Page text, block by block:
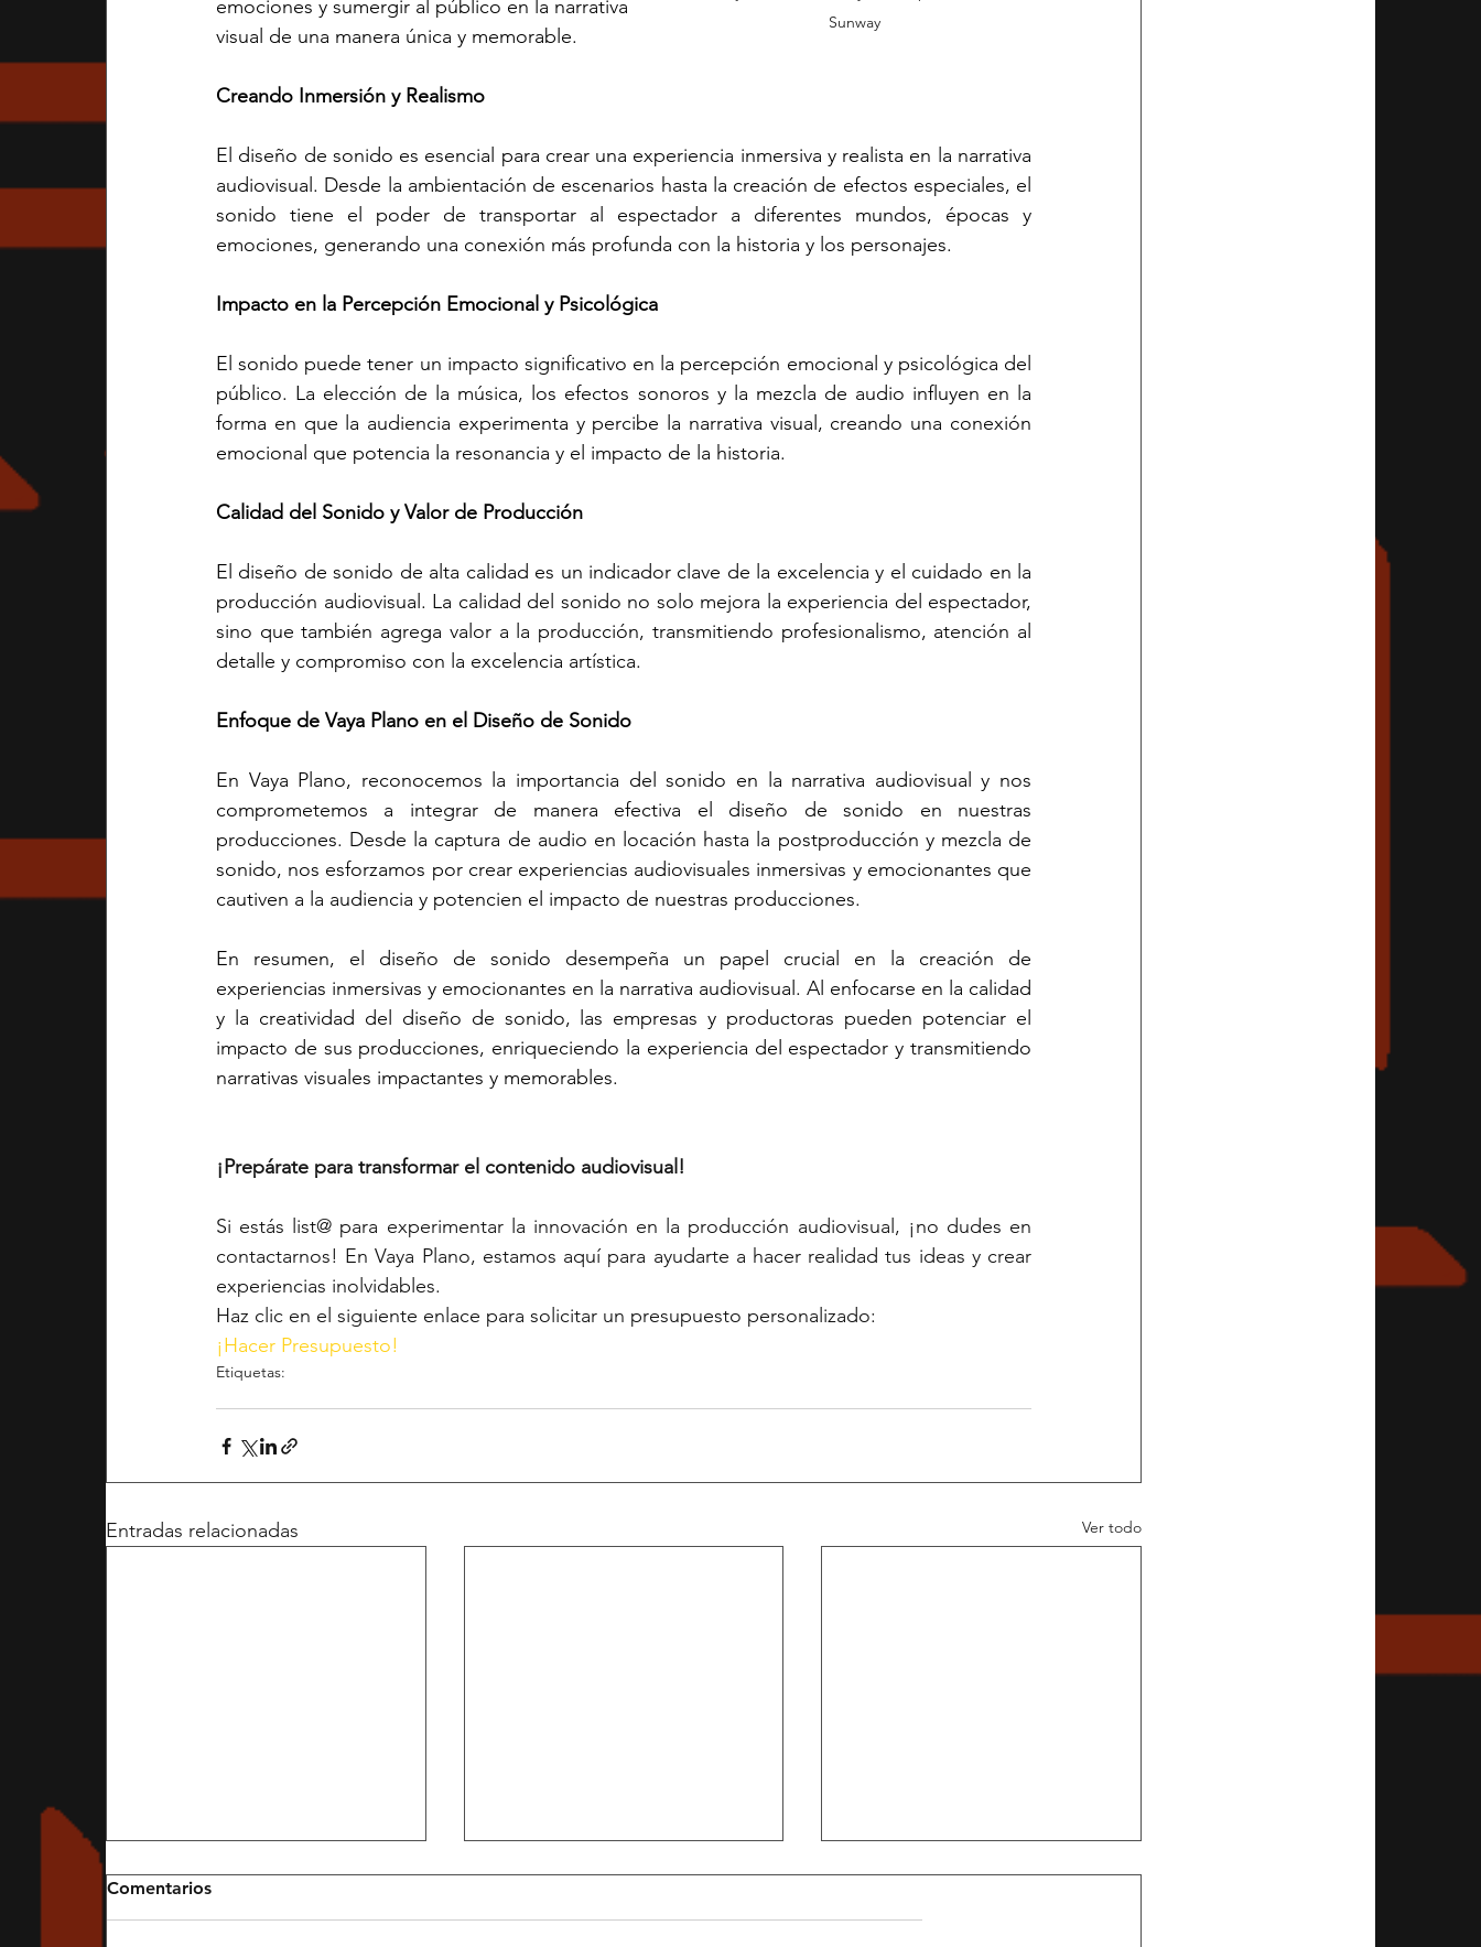
Sunway
emociones y sumergir al público en la narrativa
visual de una manera única y memorable.
Creando Inmersión y Realismo
El diseño de sonido es esencial para crear una experiencia inmersiva y realista en la narrativa
audiovisual. Desde la ambientación de escenarios hasta la creación de efectos especiales, el
sonido tiene el poder de transportar al espectador a diferentes mundos, épocas y
emociones, generando una conexión más profunda con la historia y los personajes.
Impacto en la Percepción Emocional y Psicológica
El sonido puede tener un impacto significativo en la percepción emocional y psicológica del
público. La elección de la música, los efectos sonoros y la mezcla de audio influyen en la
forma en que la audiencia experimenta y percibe la narrativa visual, creando una conexión
emocional que potencia la resonancia y el impacto de la historia.
Calidad del Sonido y Valor de Producción
El diseño de sonido de alta calidad es un indicador clave de la excelencia y el cuidado en la
producción audiovisual. La calidad del sonido no solo mejora la experiencia del espectador,
sino que también agrega valor a la producción, transmitiendo profesionalismo, atención al
detalle y compromiso con la excelencia artística.
Enfoque de Vaya Plano en el Diseño de Sonido
En Vaya Plano, reconocemos la importancia del sonido en la narrativa audiovisual y nos
comprometemos a integrar de manera efectiva el diseño de sonido en nuestras
producciones. Desde la captura de audio en locación hasta la postproducción y mezcla de
sonido, nos esforzamos por crear experiencias audiovisuales inmersivas y emocionantes que
cautiven a la audiencia y potencien el impacto de nuestras producciones.
En resumen, el diseño de sonido desempeña un papel crucial en la creación de
experiencias inmersivas y emocionantes en la narrativa audiovisual. Al enfocarse en la calidad
y la creatividad del diseño de sonido, las empresas y productoras pueden potenciar el
impacto de sus producciones, enriqueciendo la experiencia del espectador y transmitiendo
narrativas visuales impactantes y memorables.
¡Prepárate para transformar el contenido audiovisual!
Si estás list@ para experimentar la innovación en la producción audiovisual, ¡no dudes en
contactarnos! En Vaya Plano, estamos aquí para ayudarte a hacer realidad tus ideas y crear
experiencias inolvidables.
Haz clic en el siguiente enlace para solicitar un presupuesto personalizado:
¡Hacer Presupuesto!
Etiquetas:
Entradas relacionadas Ver todo
Comentarios